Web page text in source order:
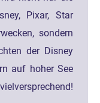
Pixar, Star
sondern
der Disney
auf hoher See